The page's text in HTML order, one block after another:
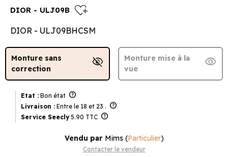
DIOR - ULJ09B heart_plus
DIOR - ULJ09BHCSM
Monture sans
correction
visibility_off
Monture mise à la
vue
visibility
Etat : Bon état help
Livraison : Entre le 18 et 23 . help
Service Seecly 5.90 TTC help
Vendu par Mims(Particulier)
Contacter le vendeur